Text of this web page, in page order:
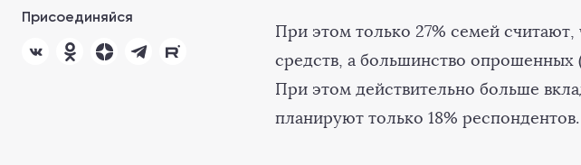
Присоединяйся
При этом только 27% семей считают,
средств, а большинство опрошенных
При этом действительно больше
планируют только 18% респондентов.